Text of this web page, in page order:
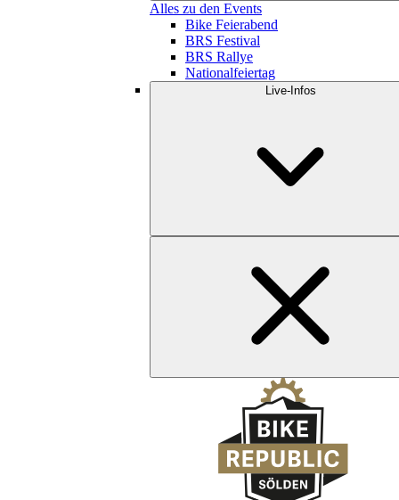
Alles zu den Events
Bike Feierabend
BRS Festival
BRS Rallye
Nationalfeiertag
Live-Infos